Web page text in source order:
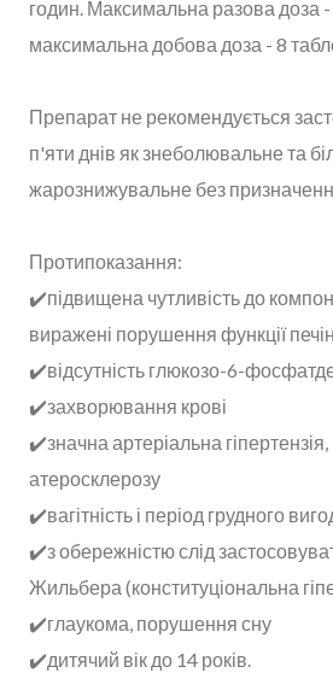
годин. Максимальна разова доза -
максимальна добова доза - 8
Препарат не рекомендується
п'яти днів як знеболювальне та
жарознижувальне без
Протипоказання:
✔️підвищена чутливість до
виражені порушення функції
✔️відсутність глюкозо-6-
✔️захворювання крові
✔️значна артеріальна
атеросклерозу
✔️вагітність і період грудного
✔️з обережністю слід
Жильбера (конституціональна
✔️глаукома, порушення сну
✔️дитячий вік до 14 років.